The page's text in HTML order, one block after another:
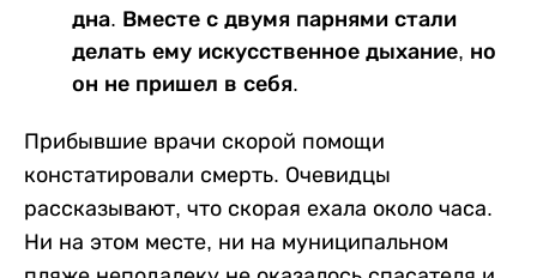
дна. Вместе с двумя парнями стали
делать ему искусственное дыхание, но
он не пришел в себя.
Прибывшие врачи скорой помощи
констатировали смерть. Очевидцы
рассказывают, что скорая ехала около часа.
Ни на этом месте, ни на муниципальном